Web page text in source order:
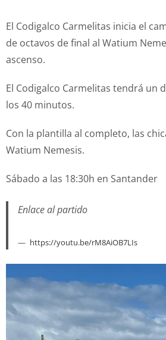
El Codigalco Carmelitas inicia el
de octavos de final al Watium
ascenso.
El Codigalco Carmelitas tendrá
los 40 minutos.
Con la plantilla al completo, las
Watium Nemesis.
Sábado a las 18:30h en Santander
Enlace al partido
https://youtu.be/rM8AiOB7LIs